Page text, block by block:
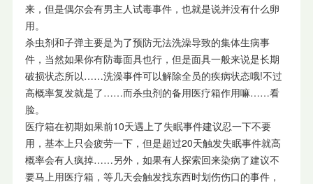
来，但是偶尔会有男主人试毒事件，也就是说并没有什么卵
用。
杀虫剂和子弹主要是为了预防无法洗澡导致的集体生病事
件，当然如果你有防毒面具也行，但是面具一般来说是长期
破损状态所以……洗澡事件可以解除全员的疾病状态哦!不过
高概率复发就是了……而杀虫剂的备用医疗箱作用嘛……看
脸。
医疗箱在初期如果前10天遇上了失眠事件建议忍一下不要
用，基本上只会疲劳一下，但是超过20天触发失眠事件就高
概率会有人疯掉……另外，如果有人探索回来染病了建议不
要马上用医疗箱，等几天会触发找东西时划伤伤口的事件，